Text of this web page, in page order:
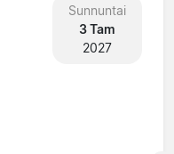
Sunnuntai
3 Tam
2027